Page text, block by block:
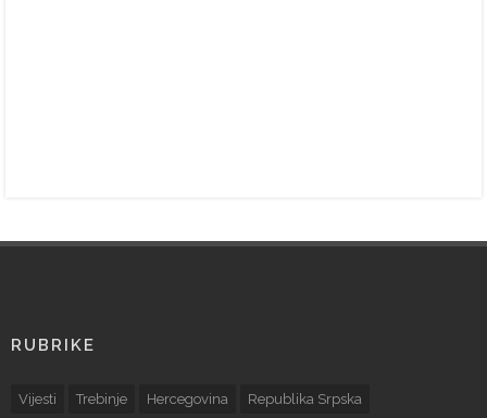
RUBRIKE
Vijesti Trebinje Hercegovina Republika Srpska